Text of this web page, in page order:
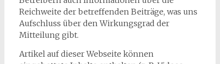
Reichweite der betreffenden Beiträge, was uns
Aufschluss über den Wirkungsgrad der
Mitteilung gibt.
Artikel auf dieser Webseite können